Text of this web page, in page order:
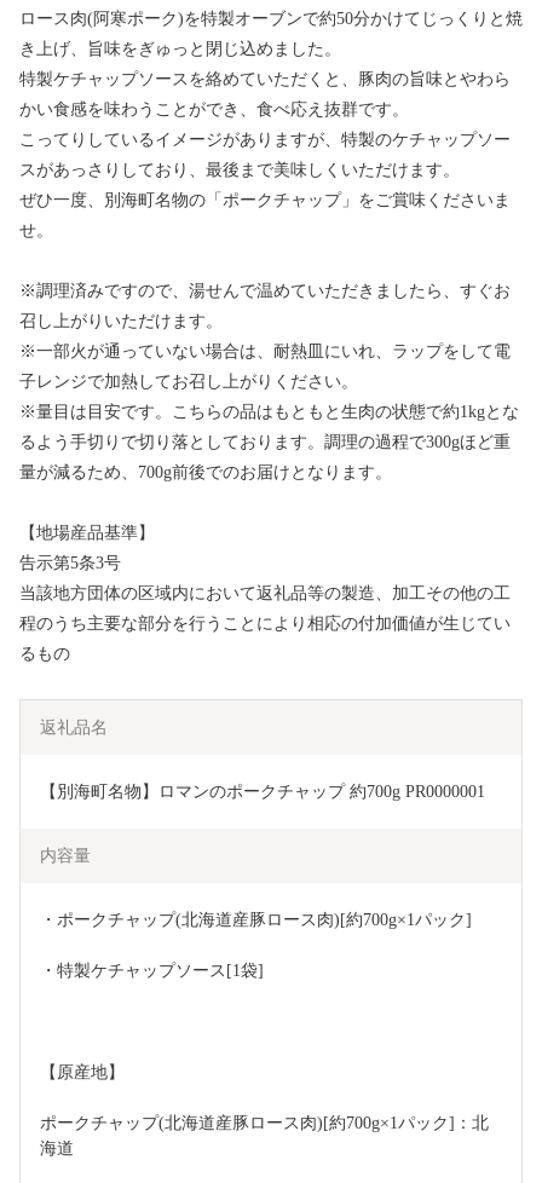
ロース肉(阿寒ポーク)を特製オーブンで約50分かけてじっくりと焼
き上げ、旨味をぎゅっと閉じ込めました。
特製ケチャップソースを絡めていただくと、豚肉の旨味とやわら
かい食感を味わうことができ、食べ応え抜群です。
こってりしているイメージがありますが、特製のケチャップソー
スがあっさりしており、最後まで美味しくいただけます。
ぜひ一度、別海町名物の「ポークチャップ」をご賞味くださいま
せ。
※調理済みですので、湯せんで温めていただきましたら、すぐお
召し上がりいただけます。
※一部火が通っていない場合は、耐熱皿にいれ、ラップをして電
子レンジで加熱してお召し上がりください。
※量目は目安です。こちらの品はもともと生肉の状態で約1kgとな
るよう手切りで切り落としております。調理の過程で300gほど重
量が減るため、700g前後でのお届けとなります。
【地場産品基準】
告示第5条3号
当該地方団体の区域内において返礼品等の製造、加工その他の工
程のうち主要な部分を行うことにより相応の付加価値が生じてい
るもの
返礼品名
【別海町名物】ロマンのポークチャップ 約700g PR0000001
内容量
・ポークチャップ(北海道産豚ロース肉)[約700g×1パック]
・特製ケチャップソース[1袋]
【原産地】
ポークチャップ(北海道産豚ロース肉)[約700g×1パック]：北
海道